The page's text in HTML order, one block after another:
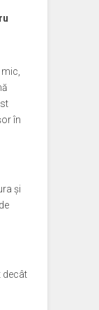
în
și
decât